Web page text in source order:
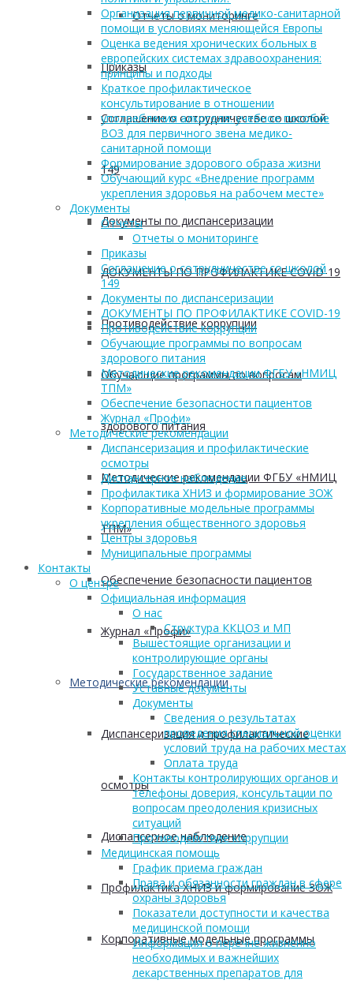
Отчеты о мониторинге
Приказы
Соглашение о сотрудничестве со школой
149
Документы по диспансеризации
ДОКУМЕНТЫ ПО ПРОФИЛАКТИКЕ COVID-19
Противодействие коррупции
Обучающие программы по вопросам
здорового питания
Методические рекомендации ФГБУ «НМИЦ
ТПМ»
Обеспечение безопасности пациентов
Журнал «Профи»
Методические рекомендации
Диспансеризация и профилактические
осмотры
Диспансерное наблюдение
Профилактика ХНИЗ и формирование ЗОЖ
Корпоративные модельные программы
Организация первичной медико-санитарной
помощи в условиях меняющейся Европы
Оценка ведения хронических больных в
европейских системах здравоохранения:
принципы и подходы
Краткое профилактическое
консультирование в отношении
употребления алкоголя: учебное пособие
ВОЗ для первичного звена медико-
санитарной помощи
Формирование здорового образа жизни
Обучающий курс «Внедрение программ
укрепления здоровья на рабочем месте»
Документы
Отчеты
Отчеты о мониторинге
Приказы
Соглашение о сотрудничестве со школой
149
Документы по диспансеризации
ДОКУМЕНТЫ ПО ПРОФИЛАКТИКЕ COVID-19
Противодействие коррупции
Обучающие программы по вопросам
здорового питания
Методические рекомендации ФГБУ «НМИЦ
ТПМ»
Обеспечение безопасности пациентов
Журнал «Профи»
Методические рекомендации
Диспансеризация и профилактические
осмотры
Диспансерное наблюдение
Профилактика ХНИЗ и формирование ЗОЖ
Корпоративные модельные программы
укрепления общественного здоровья
Центры здоровья
Муниципальные программы
Контакты
О центре
Официальная информация
О нас
Структура ККЦОЗ и МП
Вышестоящие организации и
контролирующие органы
Государственное задание
Уставные документы
Документы
Сведения о результатах
проведения специальной оценки
условий труда на рабочих местах
Оплата труда
Контакты контролирующих органов и
телефоны доверия, консультации по
вопросам преодоления кризисных
ситуаций
Противодействие коррупции
Медицинская помощь
График приема граждан
Права и обязанности граждан в сфере
охраны здоровья
Показатели доступности и качества
медицинской помощи
Информация о перечне жизненно
необходимых и важнейших
лекарственных препаратов для